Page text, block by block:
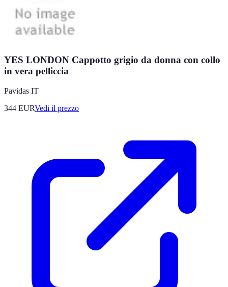
YES LONDON Cappotto grigio da donna con collo
in vera pelliccia
Pavidas IT
344 EURVedi il prezzo